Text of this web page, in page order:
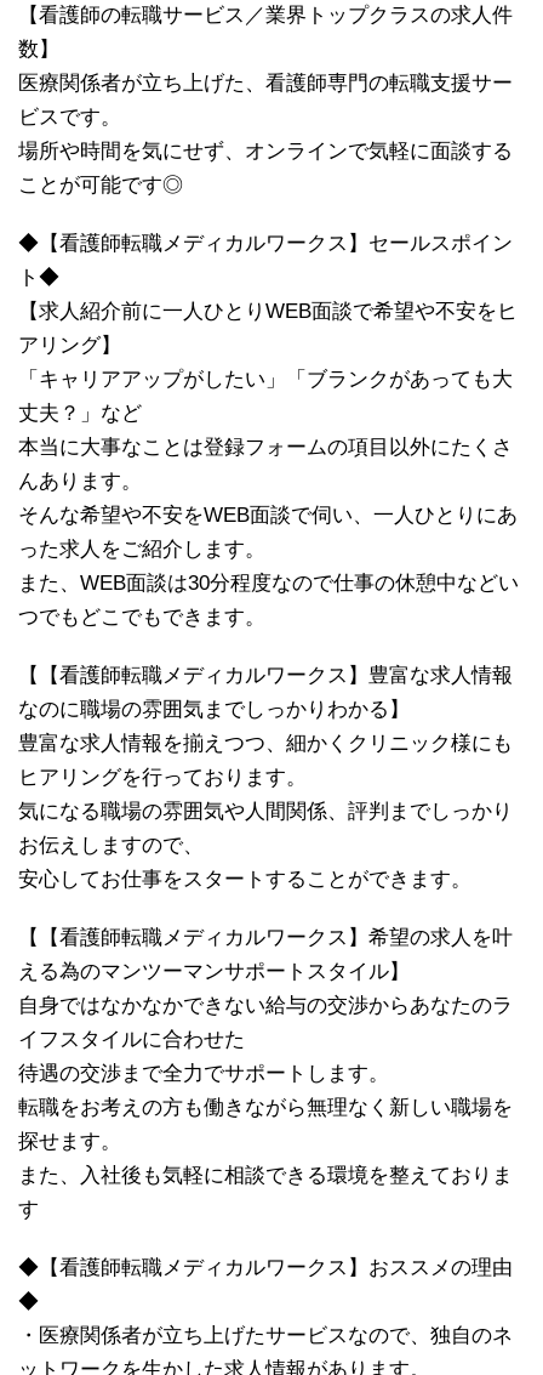
【看護師の転職サービス／業界トップクラスの求人件
数】
医療関係者が立ち上げた、看護師専門の転職支援サー
ビスです。
場所や時間を気にせず、オンラインで気軽に面談する
ことが可能です◎
◆【看護師転職メディカルワークス】セールスポイン
ト◆
【求人紹介前に一人ひとりWEB面談で希望や不安をヒ
アリング】
「キャリアアップがしたい」「ブランクがあっても大
丈夫？」など
本当に大事なことは登録フォームの項目以外にたくさ
んあります。
そんな希望や不安をWEB面談で伺い、一人ひとりにあ
った求人をご紹介します。
また、WEB面談は30分程度なので仕事の休憩中などい
つでもどこでもできます。
【【看護師転職メディカルワークス】豊富な求人情報
なのに職場の雰囲気までしっかりわかる】
豊富な求人情報を揃えつつ、細かくクリニック様にも
ヒアリングを行っております。
気になる職場の雰囲気や人間関係、評判までしっかり
お伝えしますので、
安心してお仕事をスタートすることができます。
【【看護師転職メディカルワークス】希望の求人を叶
える為のマンツーマンサポートスタイル】
自身ではなかなかできない給与の交渉からあなたのラ
イフスタイルに合わせた
待遇の交渉まで全力でサポートします。
転職をお考えの方も働きながら無理なく新しい職場を
探せます。
また、入社後も気軽に相談できる環境を整えておりま
す
◆【看護師転職メディカルワークス】おススメの理由
◆
・医療関係者が立ち上げたサービスなので、独自のネ
ットワークを生かした求人情報があります。